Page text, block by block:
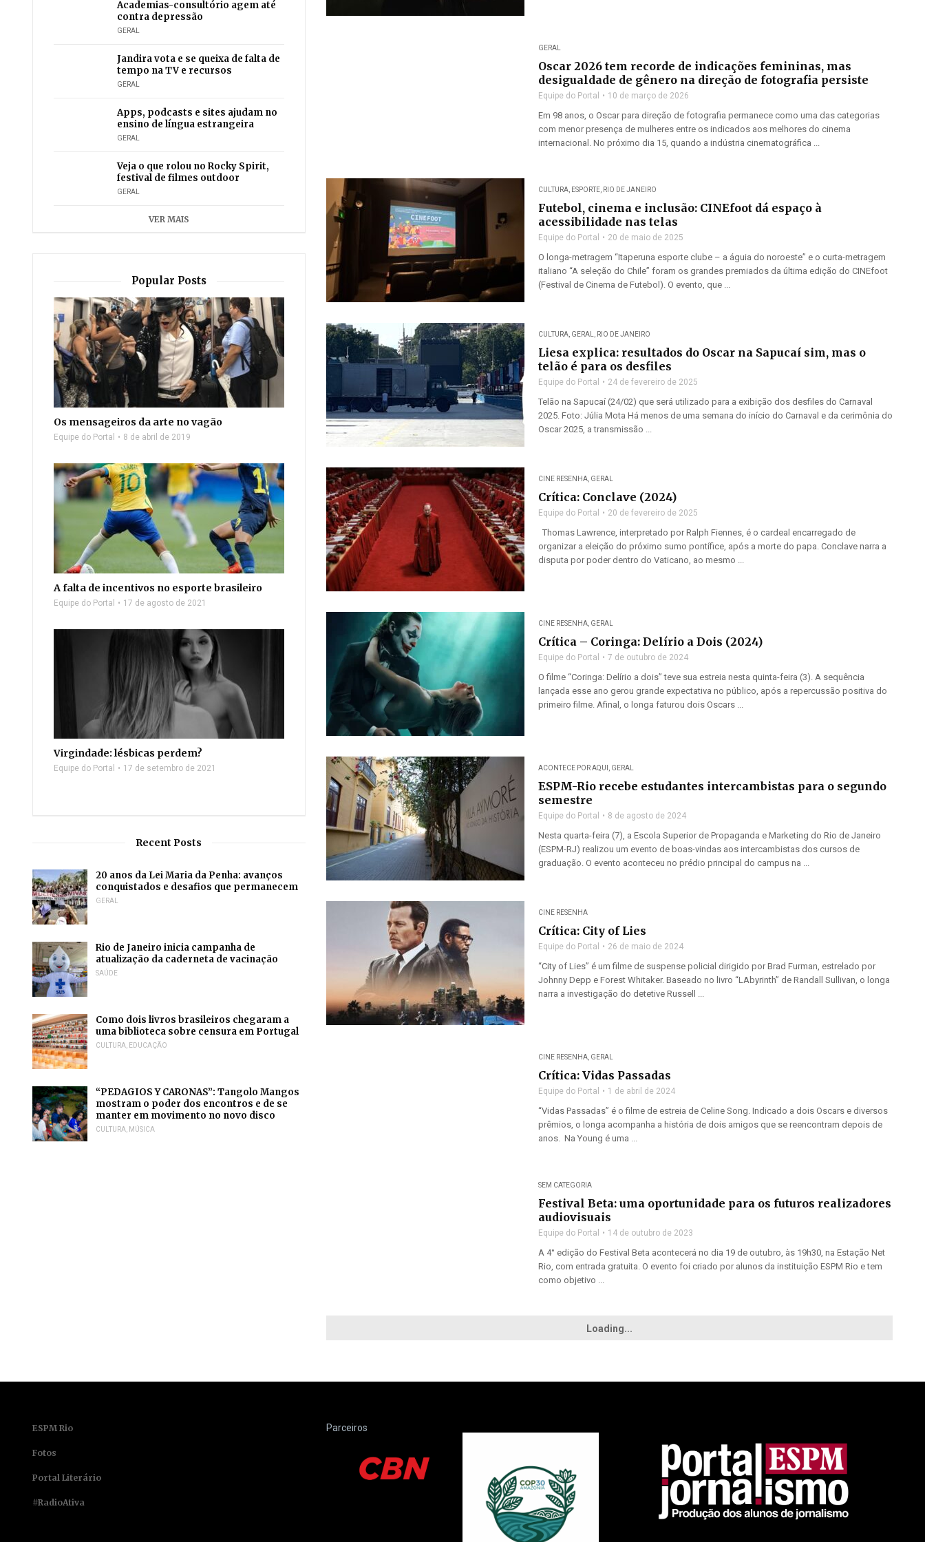
GERAL
Oscar 2026 tem recorde de indicações femininas, mas
desigualdade de gênero na direção de fotografia persiste
Equipe do Portal 10 de março de 2026
Em 98 anos, o Oscar para direção de fotografia permanece como uma das categorias
com menor presença de mulheres entre os indicados aos melhores do cinema
internacional. No próximo dia 15, quando a indústria cinematográfica ...
CULTURA, ESPORTE, RIO DE JANEIRO
Futebol, cinema e inclusão: CINEfoot dá espaço à
acessibilidade nas telas
Equipe do Portal 20 de maio de 2025
O longa-metragem “Itaperuna esporte clube – a águia do noroeste” e o curta-metragem
italiano “A seleção do Chile” foram os grandes premiados da última edição do CINEfoot
(Festival de Cinema de Futebol). O evento, que ...
CULTURA, GERAL RIO DE JANEIRO
Liesa explica: resultados do Oscar na Sapucaí sim, mas o
telão é para os desfiles
Equipe do Portal 24 de fevereiro de 2025
Telão na Sapucaí (24/02) que será utilizado para a exibição dos desfiles do Carnaval
2025. Foto: Júlia Mota Há menos de uma semana do início do Carnaval e da cerimônia do
Oscar 2025, a transmissão ...
CINE RESENHA, GERAL
Crítica: Conclave (2024)
Equipe do Portal 20 de fevereiro de 2025
Thomas Lawrence, interpretado por Ralph Fiennes, é o cardeal encarregado de
organizar a eleição do próximo sumo pontífice, após a morte do papa. Conclave narra a
disputa por poder dentro do Vaticano, ao mesmo ...
CINE RESENHA, GERAL
Crítica – Coringa: Delírio a Dois (2024)
Equipe do Portal 7 de outubro de 2024
O filme “Coringa: Delírio a dois” teve sua estreia nesta quinta-feira (3). A sequência
lançada esse ano gerou grande expectativa no público, após a repercussão positiva do
primeiro filme. Afinal, o longa faturou dois Oscars ...
ACONTECE POR AQUI GERAL
ESPM-Rio recebe estudantes intercambistas para o segundo
semestre
Equipe do Portal 8 de agosto de 2024
Nesta quarta-feira (7), a Escola Superior de Propaganda e Marketing do Rio de Janeiro
(ESPM-RJ) realizou um evento de boas-vindas aos intercambistas dos cursos de
graduação. O evento aconteceu no prédio principal do campus na ...
CINE RESENHA
Crítica: City of Lies
Equipe do Portal 26 de maio de 2024
“City of Lies” é um filme de suspense policial dirigido por Brad Furman, estrelado por
Johnny Depp e Forest Whitaker. Baseado no livro “LAbyrinth” de Randall Sullivan, o longa
narra a investigação do detetive Russell ...
CINE RESENHA, GERAL
Crítica: Vidas Passadas
Equipe do Portal 1 de abril de 2024
“Vidas Passadas” é o filme de estreia de Celine Song. Indicado a dois Oscars e diversos
prêmios, o longa acompanha a história de dois amigos que se reencontram depois de
anos. Na Young é uma ...
SEM CATEGORIA
Festival Beta: uma oportunidade para os futuros realizadores
audiovisuais
Equipe do Portal 14 de outubro de 2023
A 4° edição do Festival Beta acontecerá no dia 19 de outubro, às 19h30, na Estação Net
Rio, com entrada gratuita. O evento foi criado por alunos da instituição ESPM Rio e tem
como objetivo ...
Loading...
Academias-consultório agem até
contra depressão
GERAL
Jandira vota e se queixa de falta de
tempo na TV e recursos
GERAL
Apps, podcasts e sites ajudam no
ensino de língua estrangeira
GERAL
Veja o que rolou no Rocky Spirit,
festival de filmes outdoor
GERAL
VER MAIS
Popular Posts
Os mensageiros da arte no vagão
Equipe do Portal 8 de abril de 2019
A falta de incentivos no esporte brasileiro
Equipe do Portal 17 de agosto de 2021
Virgindade: lésbicas perdem?
Equipe do Portal 17 de setembro de 2021
Recent Posts
20 anos da Lei Maria da Penha: avanços
conquistados e desafios que permanecem
GERAL
Rio de Janeiro inicia campanha de
atualização da caderneta de vacinação
SAÚDE
Como dois livros brasileiros chegaram a
uma biblioteca sobre censura em Portugal
CULTURA, EDUCAÇÃO
“PEDAGIOS Y CARONAS”: Tangolo Mangos
mostram o poder dos encontros e de se
manter em movimento no novo disco
CULTURA, MÚSICA
ESPM Rio
Fotos
Portal Literário
#RadioAtiva
Parceiros